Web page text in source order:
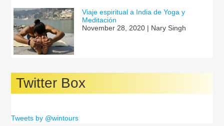
Viaje espiritual a India de Yoga y
Meditación
November 28, 2020 | Nary Singh
Twitter Box
Tweets by @wintours